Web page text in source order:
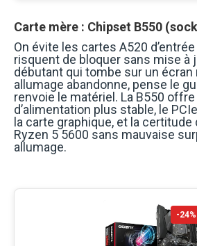
Carte mère : Chipset B550
On évite les cartes A520
risquent de bloquer sans mise à
débutant qui tombe sur un écran
allumage abandonne, pense le
renvoie le matériel. La B550
d’alimentation plus stable, le
la carte graphique, et la
Ryzen 5 5600 sans mauvaise
allumage.
-24%